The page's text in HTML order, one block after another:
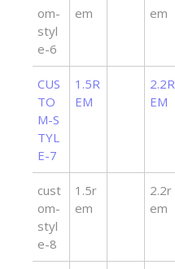
om-
styl
e-6
em
em
CUS
TO
M-S
TYL
E-7
1.5R
EM
2.2R
EM
cust
om-
styl
e-8
1.5r
em
2.2r
em